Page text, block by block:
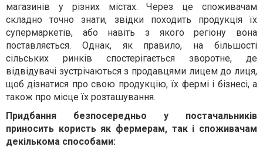
магазинів у різних містах. Через це споживачам
складно точно знати, звідки походить продукція їх
супермаркетів, або навіть з якого регіону вона
поставляється. Однак, як правило, на більшості
сільських ринків спостерігається зворотне, де
відвідувачі зустрічаються з продавцями лицем до лиця,
щоб дізнатися про свою продукцію, їх фермі і бізнесі, а
також про місце їх розташування.
Придбання безпосередньо у постачальників
приносить користь як фермерам, так і споживачам
декількома способами: